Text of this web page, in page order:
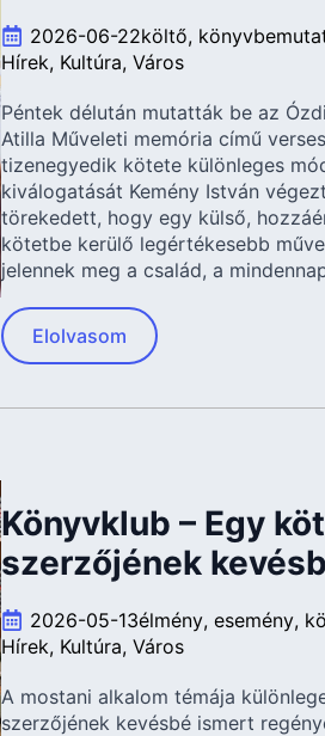
2026-06-22költő
Hírek Kultúra Város
Péntek délután mutatták be az
Atilla Műveleti memória című
tizenegyedik kötete különleges
kiválogatását Kemény István
törekedett, hogy egy külső,
kötetbe kerülő legértékesebb
jelennek meg a család, a
Elolvasom
Könyvklub – Egy
szerzőjének
2026-05-13élmény esemény
Hírek Kultúra Város
A mostani alkalom témája
szerzőjének kevésbé ismert